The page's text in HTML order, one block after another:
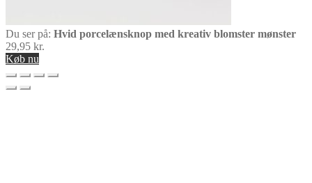
Du ser på: Hvid porcelænsknop med kreativ blomster mønster
29,95 kr.
Køb nu